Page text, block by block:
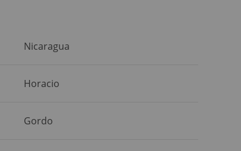
Nicaragua
Horacio
Gordo